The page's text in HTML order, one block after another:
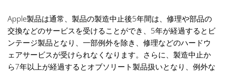
Apple製品は通常、製品の製造中止後5年間は、修理や部品の
交換などのサービスを受けることができ、5年が経過するとビ
ンテージ製品となり、一部例外を除き、修理などのハードウ
ェアサービスが受けられなくなります。さらに、製造中止か
ら7年以上が経過するとオブソリート製品扱いとなり、例外な